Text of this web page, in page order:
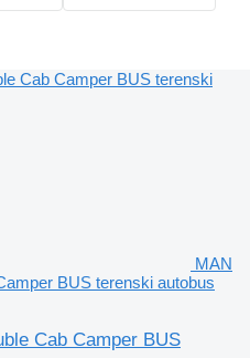
MAN
BUS terenski autobus
Cab Camper BUS